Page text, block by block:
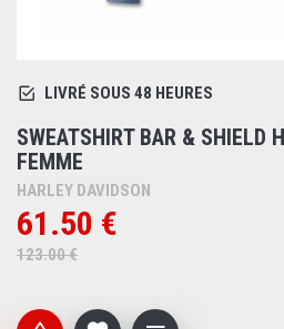
LIVRÉ SOUS 48 HEURES
SWEATSHIRT BAR & SHIELD
FEMME
HARLEY DAVIDSON
61.50 €
123.00 €